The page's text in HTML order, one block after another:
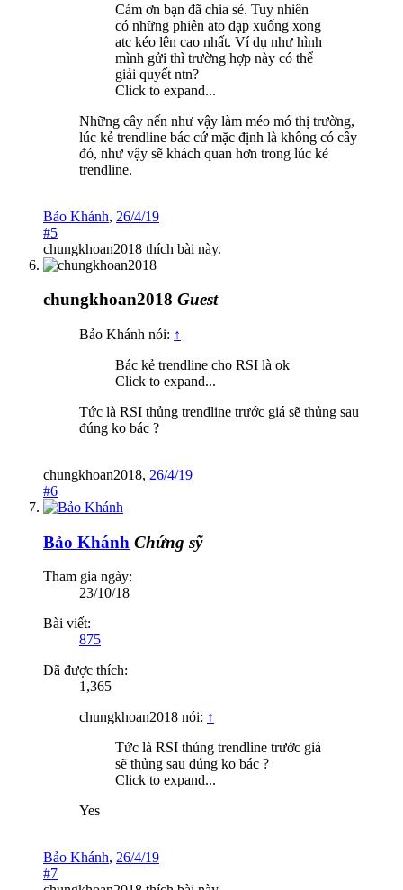
Cám ơn bạn đã chia sẻ. Tuy nhiên
có những phiên ato đạp xuống xong
atc kéo lên cao nhất. Ví dụ như hình
mình gửi thì trường hợp này có thể
giải quyết ntn?
Click to expand...
Những cây nến như vậy làm méo mó thị trường,
lúc kẻ trendline bác cứ mặc định là không có cây
đó, như vậy sẽ khách quan hơn trong lúc kẻ
trendline.
Bảo Khánh, 26/4/19
#5
chungkhoan2018 thích bài này.
chungkhoan2018 Guest
Bảo Khánh nói: ↑
Bác kẻ trendline cho RSI là ok
Click to expand...
Tức là RSI thủng trendline trước giá sẽ thủng sau
đúng ko bác ?
chungkhoan2018, 26/4/19
#6
Bảo Khánh Chứng sỹ
Tham gia ngày:
23/10/18
Bài viết:
875
Đã được thích:
1,365
chungkhoan2018 nói: ↑
Tức là RSI thủng trendline trước giá
sẽ thủng sau đúng ko bác ?
Click to expand...
Yes
Bảo Khánh, 26/4/19
#7